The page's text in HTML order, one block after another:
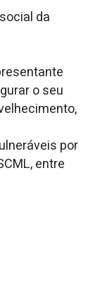
da
o seu
por
entre